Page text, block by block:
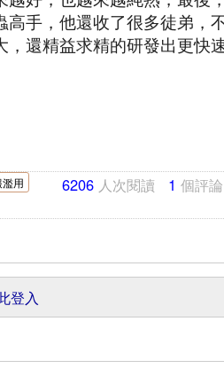
高手，他還收了很多徒弟，
，還精益求精的研發出更快
濫用 6206 人次閱讀 1 個評論
登入